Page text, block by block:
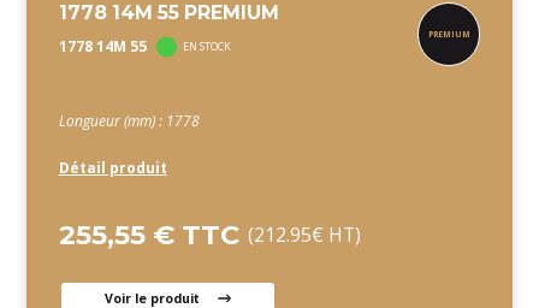
1778 14M 55 PREMIUM
1778 14M 55 EN STOCK
Longueur (mm) : 1778
Détail produit
255,55 € TTC (212.95€ HT)
Voir le produit